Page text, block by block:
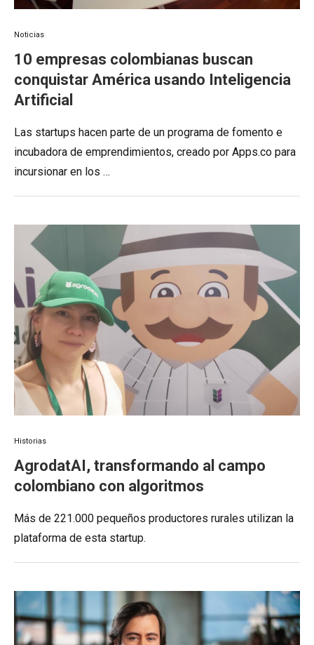
Noticias
10 empresas colombianas buscan
conquistar América usando Inteligencia
Artificial
Las startups hacen parte de un programa de fomento e
incubadora de emprendimientos, creado por Apps.co para
incursionar en los …
Historias
AgrodatAI, transformando al campo
colombiano con algoritmos
Más de 221.000 pequeños productores rurales utilizan la
plataforma de esta startup.